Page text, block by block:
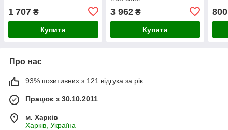
1 707 ₴
Купити
3 962₴
Купити
800
Про нас
93% позитивних з 121 відгука за рік
Працює з 30.10.2011
м. Харків
Харків, Україна